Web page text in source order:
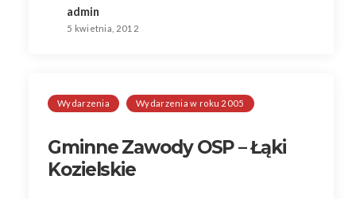
admin
5 kwietnia, 2012
Wydarzenia Wydarzenia w roku 2005
Gminne Zawody OSP – Łąki
Kozielskie